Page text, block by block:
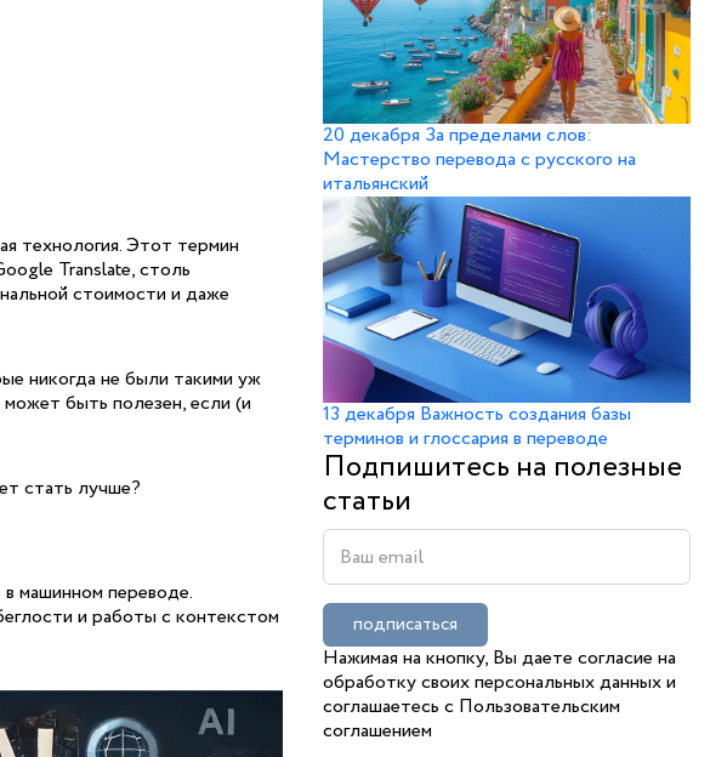
20 декабря За пределами слов:
Мастерство перевода с русского на
итальянский
13 декабря Важность создания базы
терминов и глоссария в переводе
Подпишитесь на полезные
статьи
подписаться
Нажимая на кнопку, Вы даете согласие на
обработку своих персональных данных и
соглашаетесь с Пользовательским
соглашением
технология. Этот термин
Translate, столь
стоимости и даже
никогда не были такими уж
быть полезен, если (и
стать лучше?
машинном переводе.
и работы с контекстом